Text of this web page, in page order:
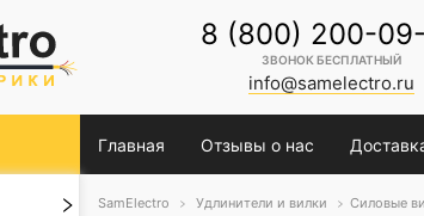
8 (800) 200-
ЗВОНОК БЕСПЛАТНЫЙ
info@samelectro.ru
Главная Отзывы о нас
SamElectro Удлинители и вилки Силовые